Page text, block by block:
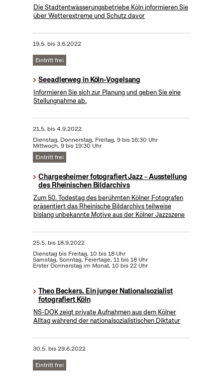
Die Stadtentwässerungsbetriebe Köln informieren Sie
über Wetterextreme und Schutz davor
19.5. bis3.6.2022
Eintritt frei
Seeadlerweg in Köln-Vogelsang
Informieren Sie sich zur Planung und geben Sie eine
Stellungnahme ab.
21.5. bis4.9.2022
Dienstag, Donnerstag, Freitag, 9 bis 16:30 Uhr
Mittwoch, 9 bis 19:30 Uhr
Eintritt frei
Chargesheimer fotografiert Jazz - Ausstellung
des Rheinischen Bildarchivs
Zum 50. Todestag des berühmten Kölner Fotografen
präsentiert das Rheinische Bildarchivs teilweise
bislang unbekannte Motive aus der Kölner Jazzszene
25.5. bis18.9.2022
Dienstag bis Freitag, 10 bis 18 Uhr
Samstag, Sonntag, Feiertage, 11 bis 18 Uhr
Erster Donnerstag im Monat, 10 bis 22 Uhr
Theo Beckers. Ein junger Nationalsozialist
fotografiert Köln
NS-DOK zeigt private Aufnahmen aus dem Kölner
Alltag während der nationalsozialistischen Diktatur
30.5. bis29.6.2022
Eintritt frei